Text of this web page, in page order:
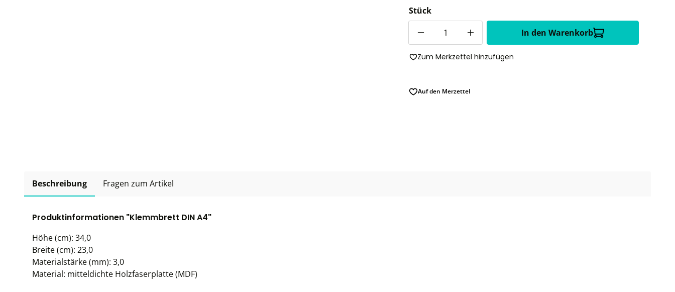
Stück
In den Warenkorb
Zum Merkzettel hinzufügen
Auf den Merzettel
Beschreibung Fragen zum Artikel
Produktinformationen "Klemmbrett DIN A4"
Höhe (cm): 34,0
Breite (cm): 23,0
Materialstärke (mm): 3,0
Material: mitteldichte Holzfaserplatte (MDF)